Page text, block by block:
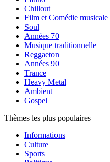
Chillout
Film et Comédie musicale
Soul
Années 70
Musique traditionnelle
Reggaeton
Années 90
Trance
Heavy Metal
Ambient
Gospel
Thèmes les plus populaires
Informations
Culture
Sports